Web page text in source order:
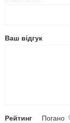
Ваш відгук
Рейтинг Погано